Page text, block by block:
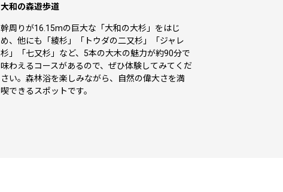
大和の森遊歩道
幹周りが16.15mの巨大な「大和の大杉」をはじ
め、他にも「綾杉」「トウダの二又杉」「ジャレ
杉」「七又杉」など、5本の大木の魅力が約90分で
味わえるコースがあるので、ぜひ体験してみてくだ
さい。森林浴を楽しみながら、自然の偉大さを満
喫できるスポットです。